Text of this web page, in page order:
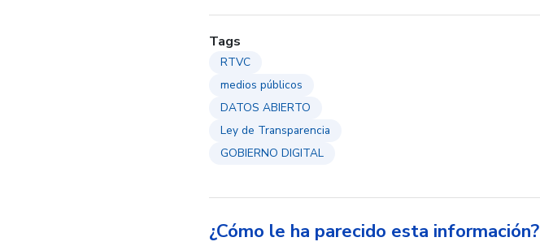
Tags
RTVC
medios públicos
DATOS ABIERTO
Ley de Transparencia
GOBIERNO DIGITAL
¿Cómo le ha parecido esta información?